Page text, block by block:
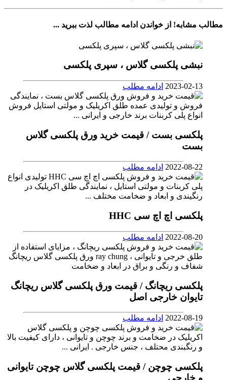
مطالب مشابه! از خواندن ادامه مطالب لذت ببرید ...
نبشی پلکسی گلاس ، سپری پلکسی
2023-02-13 ادامه مطلب
پلکسی بست / قیمت خرید ورق پلکسی گلاس
بست
2022-08-22 ادامه مطلب
پلکسی اچ اچ سی HHC
2022-08-20 ادامه مطلب
پلکسی ریچانگ / قیمت ورق پلکسی گلاس ریچانگ
تایوان خارجی اصل
2022-08-19 ادامه مطلب
پلکسی چوچن / قیمت پلکسی گلاس چوچن تایوانی
و خارجی